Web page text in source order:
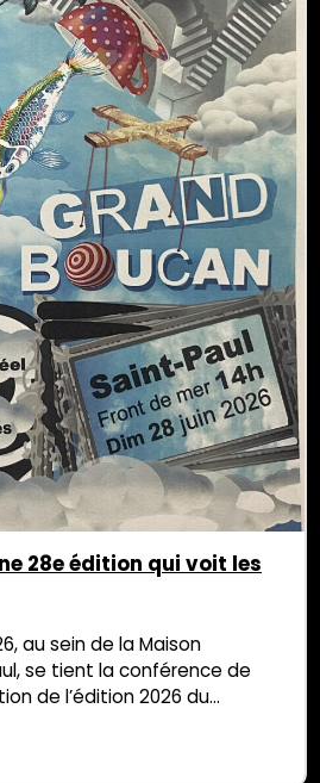
28e édition qui voit les
au sein de la Maison
se tient la conférence de
de l’édition 2026 du
Autour du thème « Illusions
embarquons dans l’univers